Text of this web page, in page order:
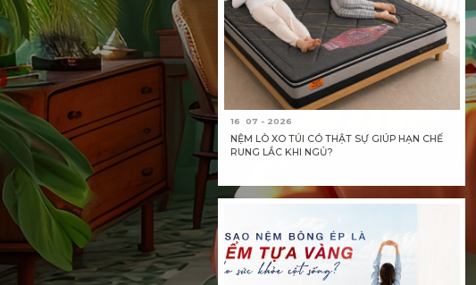
16 07 - 2026
NỆM LÒ XO TÚI CÓ THẬT SỰ GIÚP HẠN CHẾ
RUNG LẮC KHI NGỦ?